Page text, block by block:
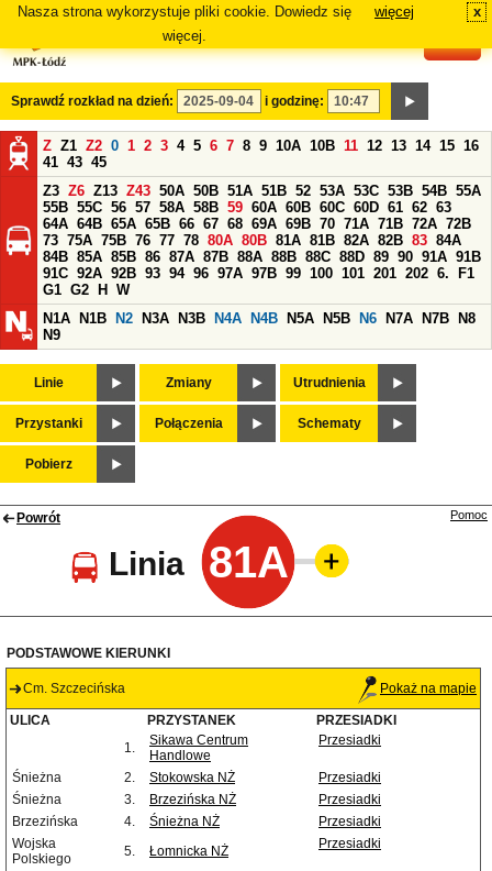
Nasza strona wykorzystuje pliki cookie. Dowiedz się
więcej.
więcej x
Sprawdź rozkład na dzień: i godzinę:
Z Z1 Z2 0 1 2 3 4 5 6 7 8 9 10A 10B 11 12 13 14 15 16
41 43 45
Z3 Z6 Z13 Z43 50A 50B 51A 51B 52 53A 53C 53B 54B 55A
55B 55C 56 57 58A 58B 59 60A 60B 60C 60D 61 62 63
64A 64B 65A 65B 66 67 68 69A 69B 70 71A 71B 72A 72B
73 75A 75B 76 77 78 80A 80B 81A 81B 82A 82B 83 84A
84B 85A 85B 86 87A 87B 88A 88B 88C 88D 89 90 91A 91B
91C 92A 92B 93 94 96 97A 97B 99 100 101 201 202 6.
F1
G1 G2 H
W
N1A
N1B N2 N3A N3B N4A N4B N5A N5B N6 N7A N7B
N8
N9
Linie Zmiany Utrudnienia
Przystanki Połączenia Schematy
Pobierz
Powrót
Linia 81A
Pomoc
PODSTAWOWE KIERUNKI
Cm. Szczecińska Pokaż na mapie
ULICA PRZYSTANEK
PRZESIADKI
1.
Sikawa Centrum
Handlowe
Przesiadki
Śnieżna 2. Stokowska NŻ
Przesiadki
Śnieżna
3. Brzezińska NŻ
Przesiadki
Brzezińska
4. Śnieżna NŻ
Przesiadki
Wojska
Polskiego
5. Łomnicka NŻ Przesiadki